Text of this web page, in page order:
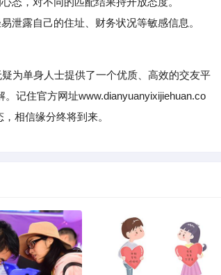
露自己的住址、财务状况等敏感信息。
为单身人士提供了一个优质、高效的交友平
记住官方网址www.dianyuanyixijiehuan.co
相信缘分终将到来。